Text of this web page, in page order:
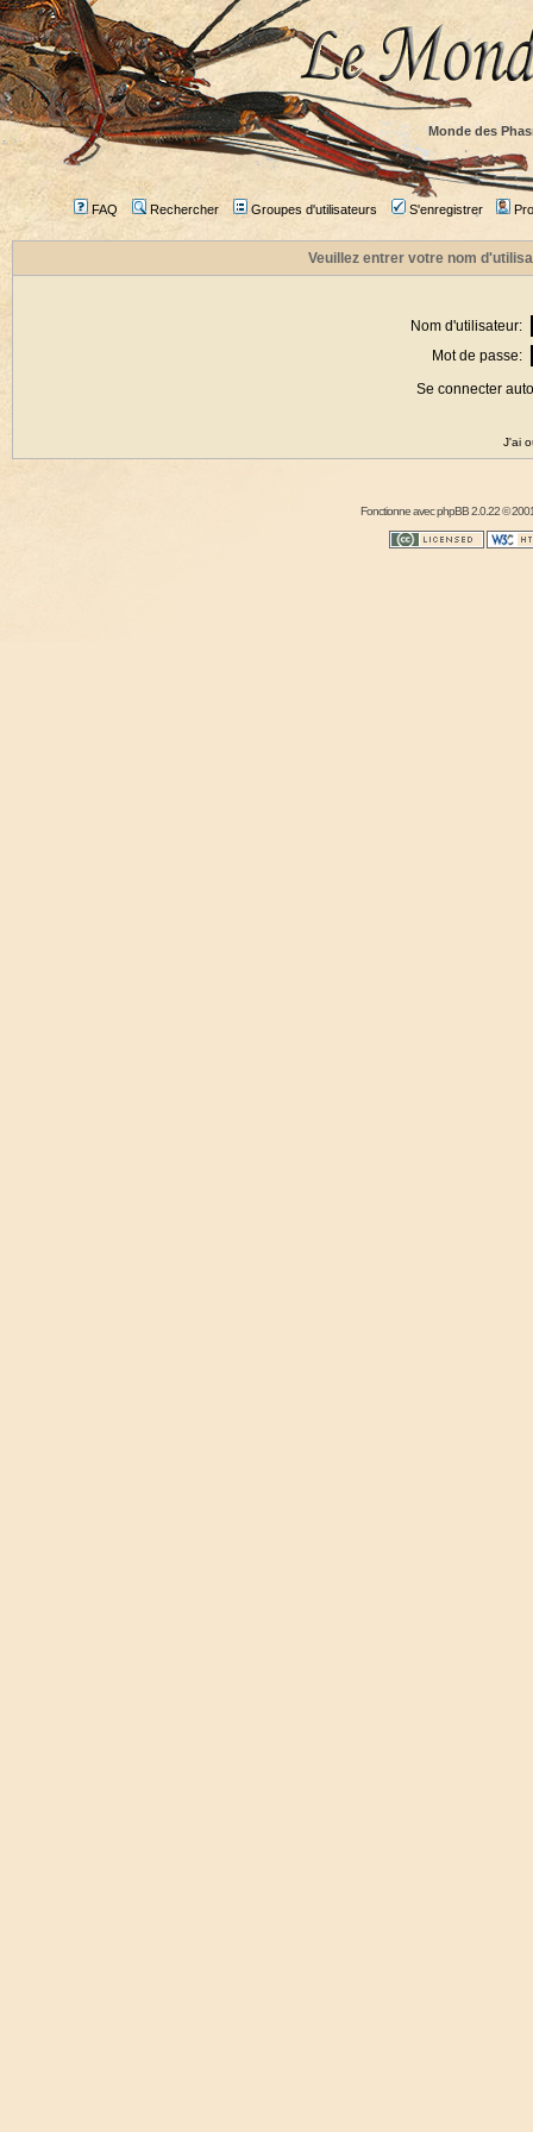
Monde des
FAQ Rechercher Groupes d'utilisateurs S'enregistrer
Veuillez entrer votre nom
Nom d'utilisateur:
Mot de passe:
Se connecter
J'ai
Fonctionne avecphpBB2.0.22 ©